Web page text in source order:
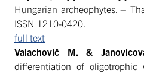
Hungarian archeophytes. –
ISSN 1210-0420.
full text
Valachovič M. &
differentiation of oligotrophic